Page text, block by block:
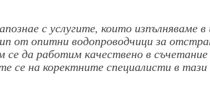
с услугите, които изпълняваме
от опитни водопроводчици за
да работим качествено в съчетание
се на коректните специалисти в